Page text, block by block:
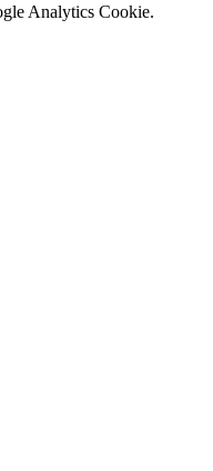
Analytics Cookie.